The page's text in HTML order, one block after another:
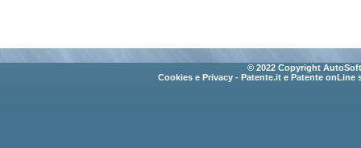
© 2022 Copyright
Cookies e Privacy - Patente.it e Patente onLine